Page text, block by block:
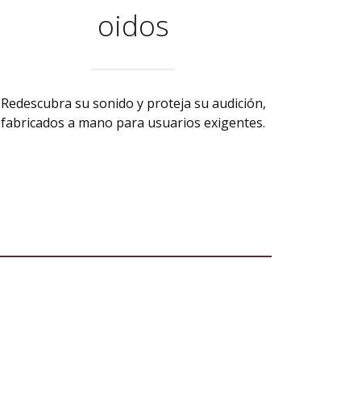
oidos
Redescubra su sonido y proteja su audición,
fabricados a mano para usuarios exigentes.